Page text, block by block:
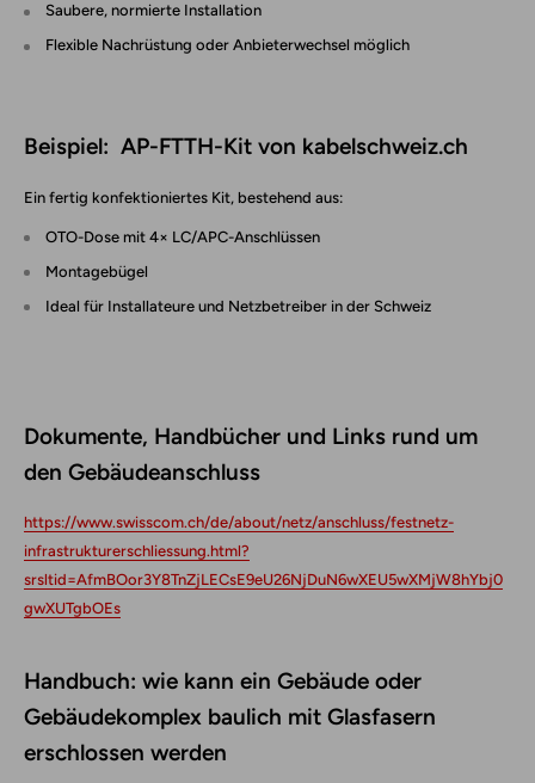
Saubere, normierte Installation
Flexible Nachrüstung oder Anbieterwechsel möglich
Beispiel: AP-FTTH-Kit von kabelschweiz.ch
Ein fertig konfektioniertes Kit, bestehend aus:
OTO-Dose mit 4× LC/APC-Anschlüssen
Montagebügel
Ideal für Installateure und Netzbetreiber in der Schweiz
Dokumente, Handbücher und Links rund um
den Gebäude­an­schluss
https://www.swisscom.ch/de/about/netz/anschluss/festnetz-
infrastrukturerschliessung.html?
srsltid=AfmBOor3Y8TnZjLECsE9eU26NjDuN6wXEU5wXMjW8hYbj0
gwXUTgbOEs
Handbuch: wie kann ein Gebäude oder
Gebäudekomplex baulich mit Glasfasern
erschlossen werden